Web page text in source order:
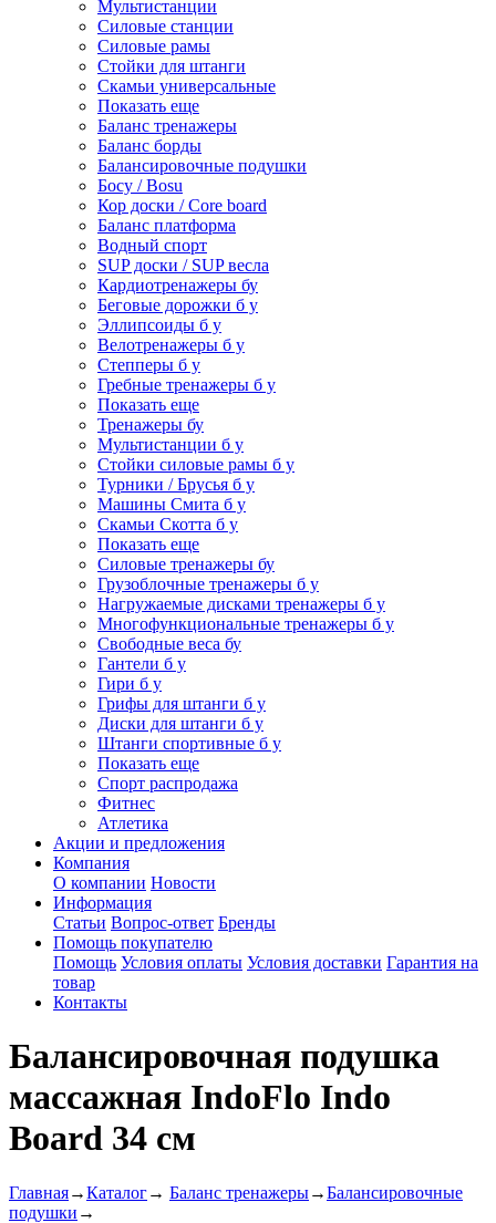
Мультистанции
Силовые станции
Силовые рамы
Стойки для штанги
Скамьи универсальные
Показать еще
Баланс тренажеры
Баланс борды
Балансировочные подушки
Босу / Bosu
Кор доски / Core board
Баланс платформа
Водный спорт
SUP доски / SUP весла
Кардиотренажеры бу
Беговые дорожки б у
Эллипсоиды б у
Велотренажеры б у
Степперы б у
Гребные тренажеры б у
Показать еще
Тренажеры бу
Мультистанции б у
Стойки силовые рамы б у
Турники / Брусья б у
Машины Смита б у
Скамьи Скотта б у
Показать еще
Силовые тренажеры бу
Грузоблочные тренажеры б у
Нагружаемые дисками тренажеры б у
Многофункциональные тренажеры б у
Свободные веса бу
Гантели б у
Гири б у
Грифы для штанги б у
Диски для штанги б у
Штанги спортивные б у
Показать еще
Спорт распродажа
Фитнес
Атлетика
Акции и предложения
Компания
О компании Новости
Информация
Статьи Вопрос-ответ Бренды
Помощь покупателю
Помощь Условия оплаты Условия доставки Гарантия на
товар
Контакты
Балансировочная подушка
массажная IndoFlo Indo
Board 34 см
Главная→Каталог→ Баланс тренажеры→Балансировочные
подушки →